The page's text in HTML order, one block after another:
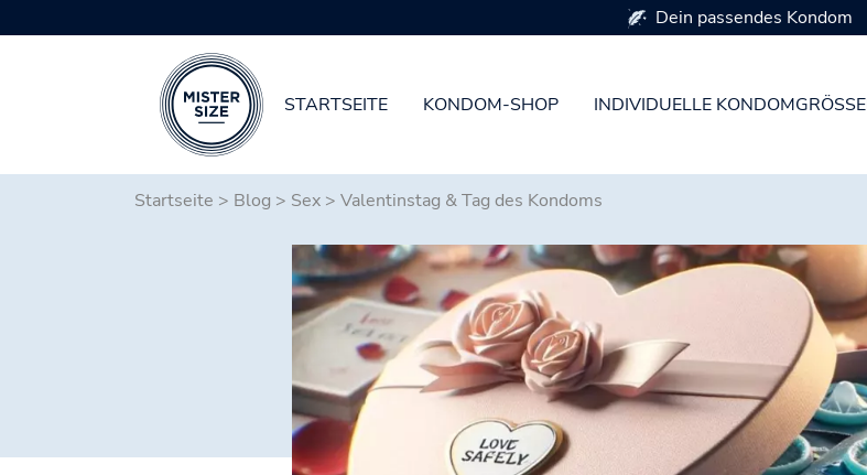
STARTSEITE KONDOM-SHOP INDIVIDUELLE KONDOMGRÖSSEN
Erhältlich in 7 Kondomgrößen
Startseite > Blog > Sex > Valentinstag & Tag des Kondoms